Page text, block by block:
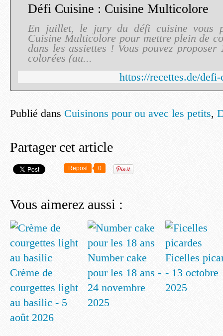
Défi Cuisine : Cuisine Multicolore
En juillet, le jury du défi cuisine vous
Cuisine Multicolore pour mettre plein de
dans les assiettes ! Vous pouvez
colorées (au...
https://recettes.de/
Publié dans Cuisinons pour ou avec les petits,
Partager cet article
Repost 0
Vous aimerez aussi :
Crème de
courgettes light
au basilic - 5
août 2026
Number cake
pour les 18 ans -
24 novembre
2025
Ficelles
- 13 octobre
2025